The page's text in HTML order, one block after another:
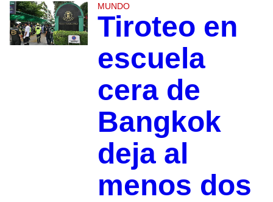
MUNDO
Tiroteo en
escuela
cera de
Bangkok
deja al
menos dos